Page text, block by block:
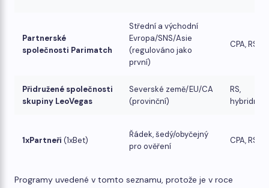
Partnerské
společnosti Parimatch
Střední a východní
Evropa/SNS/Asie
(regulováno jako
první)
CPA, RS
Přidružené společnosti
skupiny LeoVegas
Severské země/EU/CA
(provinční)
RS,
hybridní
1xPartneři (1xBet)
Řádek, šedý/obyčejný
pro ověření
CPA, RS
Programy uvedené v tomto seznamu, protože je v roce